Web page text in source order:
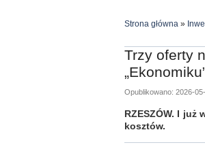
Strona główna »
Trzy oferty
Opublikowano: 2026-
RZESZÓW. I
kosztów.